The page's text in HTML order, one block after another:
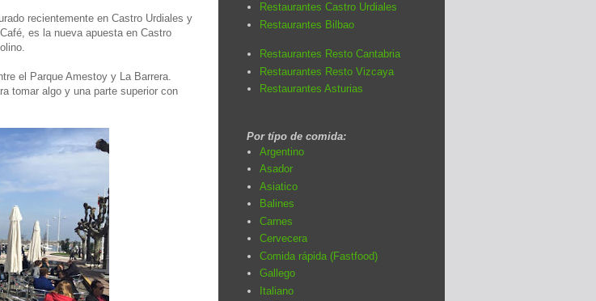
recientemente en Castro Urdiales y
es la nueva apuesta en Castro
el Parque Amestoy y La Barrera.
tomar algo y una parte superior con
Restaurantes Castro Urdiales
Restaurantes Bilbao
Restaurantes Resto Cantabria
Restaurantes Resto Vizcaya
Restaurantes Asturias
Por típo de comida:
Argentino
Asador
Asiatico
Balines
Carnes
Cervecera
Comida rápida (Fastfood)
Gallego
Italiano